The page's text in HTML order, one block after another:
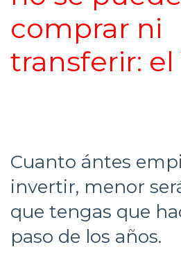
comprar ni
transferir: el
Cuanto ántes
invertir, menor
que tengas que
paso de los años.